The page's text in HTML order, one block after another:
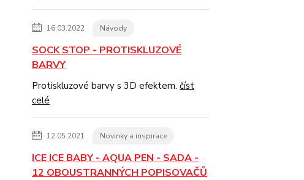
16.03.2022 Návody
SOCK STOP - PROTISKLUZOVÉ
BARVY
Protiskluzové barvy s 3D efektem. číst
celé
12.05.2021 Novinky a inspirace
ICE ICE BABY - AQUA PEN - SADA -
12 OBOUSTRANNÝCH POPISOVAČŮ